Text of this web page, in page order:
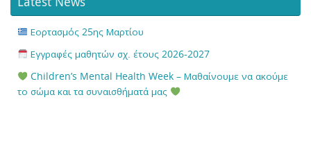
Εορτασμός 25ης Μαρτίου
Εγγραφές μαθητών σχ. έτους 2026-2027
Children’s Mental Health Week – Μαθαίνουμε να ακούμε
το σώμα και τα συναισθήματά μας